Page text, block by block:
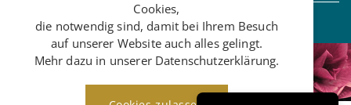
Cookies,
die notwendig sind, damit bei Ihrem Besuch
auf unserer Website auch alles gelingt.
Mehr dazu in unserer Datenschutzerklärung.